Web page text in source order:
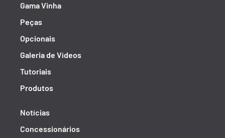
Gama Vinha
Peças
Opcionais
Galeria de Vídeos
Tutoriais
Produtos
Notícias
Concessionários